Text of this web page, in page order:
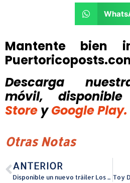
Mantente bien
Descarga
móvil, disponible
Store y Google Play.
Otras Notas
ANTERIOR
Disponible un nuevo tráiler Los Cuatro Fantásticos: Primeros pasos